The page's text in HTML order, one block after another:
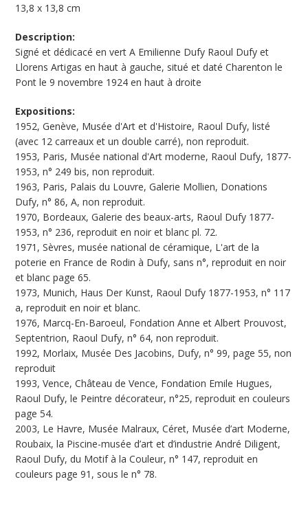
13,8 x 13,8 cm
Description:
Signé et dédicacé en vert A Emilienne Dufy Raoul Dufy et
Llorens Artigas en haut à gauche, situé et daté Charenton le
Pont le 9 novembre 1924 en haut à droite
Expositions:
1952, Genève, Musée d'Art et d'Histoire, Raoul Dufy, listé
(avec 12 carreaux et un double carré), non reproduit.
1953, Paris, Musée national d'Art moderne, Raoul Dufy, 1877-
1953, n° 249 bis, non reproduit.
1963, Paris, Palais du Louvre, Galerie Mollien, Donations
Dufy, n° 86, A, non reproduit.
1970, Bordeaux, Galerie des beaux-arts, Raoul Dufy 1877-
1953, n° 236, reproduit en noir et blanc pl. 72.
1971, Sèvres, musée national de céramique, L'art de la
poterie en France de Rodin à Dufy, sans n°, reproduit en noir
et blanc page 65.
1973, Munich, Haus Der Kunst, Raoul Dufy 1877-1953, n° 117
a, reproduit en noir et blanc.
1976, Marcq-En-Baroeul, Fondation Anne et Albert Prouvost,
Septentrion, Raoul Dufy, n° 64, non reproduit.
1992, Morlaix, Musée Des Jacobins, Dufy, n° 99, page 55, non
reproduit
1993, Vence, Château de Vence, Fondation Emile Hugues,
Raoul Dufy, le Peintre décorateur, n°25, reproduit en couleurs
page 54.
2003, Le Havre, Musée Malraux, Céret, Musée d’art Moderne,
Roubaix, la Piscine-musée d’art et d’industrie André Diligent,
Raoul Dufy, du Motif à la Couleur, n° 147, reproduit en
couleurs page 91, sous le n° 78.